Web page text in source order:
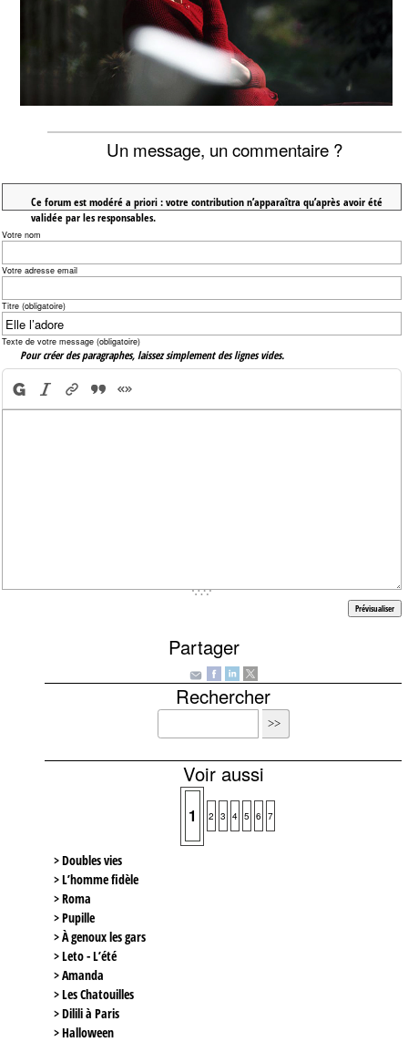
Un message, un commentaire ?
Ce forum est modéré a priori : votre contribution n’apparaîtra qu’après avoir été
validée par les responsables.
Votre nom
Votre adresse email
Titre (obligatoire)
Texte de votre message (obligatoire)
Pour créer des paragraphes, laissez simplement des lignes vides.
Partager
Rechercher
Voir aussi
1 2 3 4 5 6 7
> Doubles vies
> L’homme fidèle
> Roma
> Pupille
> À genoux les gars
> Leto - L’été
> Amanda
> Les Chatouilles
> Dilili à Paris
> Halloween